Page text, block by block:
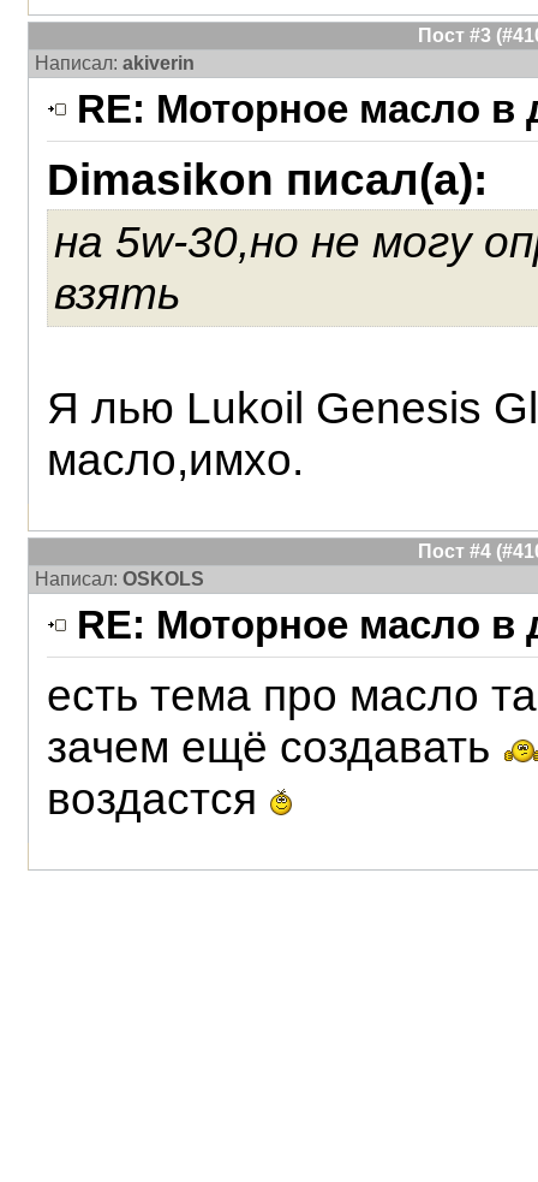
Пост #3
Написал: akiverin
RE: Моторное масло в
Dimasikon писал(а):
на 5w-30,но не могу
взять
Я лью Lukoil Genesis
масло,имхо.
Пост #4
Написал: OSKOLS
RE: Моторное масло в
есть тема про масло
зачем ещё создавать
воздастся